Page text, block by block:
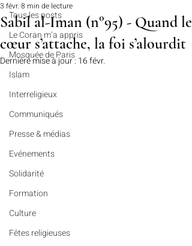
Tous les posts
Le Coran m’a appris
Mosquée de Paris
Islam
Interreligieux
Communiqués
Presse & médias
Evénements
Solidarité
Formation
Culture
Fêtes religieuses
Sabil al-Iman (n°95) - Quand le
cœur s’attache, la foi s’alourdit
3 févr. 8 min de lecture
Dernière mise à jour : 16 févr.